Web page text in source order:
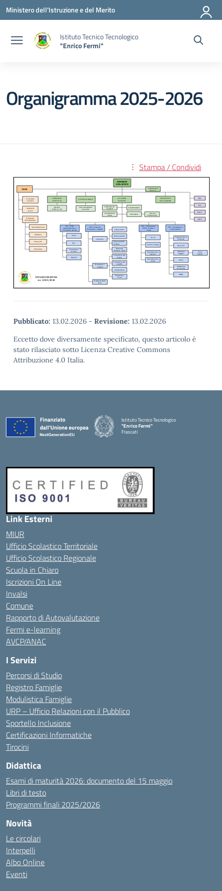
Vai ai contenuti
Vai al menu di navigazione
Vai al footer
Ministero dell'Istruzione e del Merito
Istituto Tecnico Tecnologico
"Enrico Fermi"
Organigramma 2025-2026
Stampa / Condividi
Pubblicato: 13.02.2026 - Revisione: 13.02.2026
Eccetto dove diversamente specificato, questo articolo è
stato rilasciato sotto Licenza Creative Commons
Attribuzione 4.0 Italia.
Istituto Tecnico Tecnologico
"Enrico Fermi"
Frascati
Link Esterni
MIUR
Ufficio Scolastico Territoriale
Ufficio Scolastico Regionale
Scuola in Chiaro
Iscrizioni On Line
Invalsi
Comune
Rapporto di Autovalutazione
Fermi e-learning
AVCP/ANAC
I Servizi
Percorsi di Studio
Registro Famiglie
Modulistica Famiglie
URP – Ufficio Relazioni con il Pubblico
Sportello Inclusione
Certificazioni Informatiche
Tirocini
Didattica
Esami di maturità 2026: documento del 15 maggio
Libri di testo
Programmi finali 2025/2026
Novità
Le circolari
Interpelli
Albo Online
Eventi